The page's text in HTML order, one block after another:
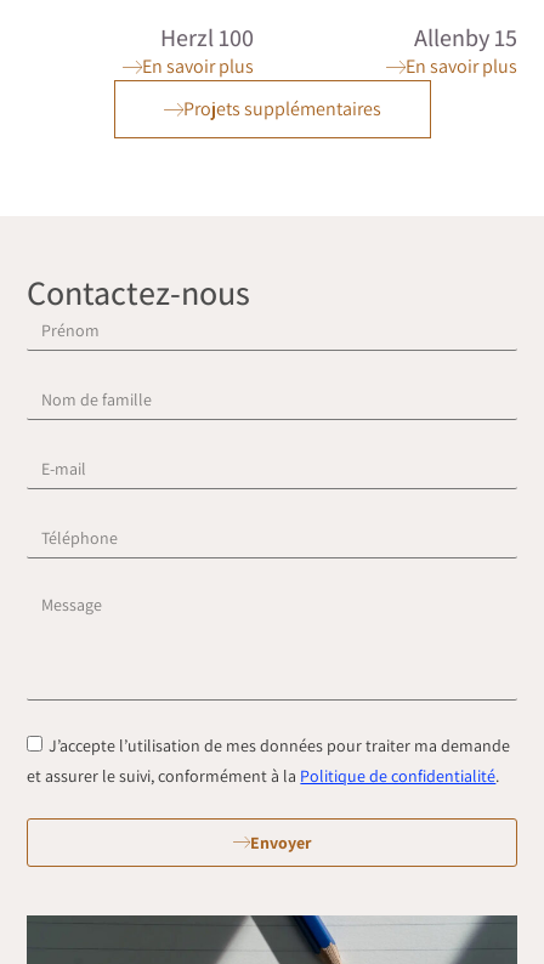
Herzl 100
En savoir plus
Allenby 15
En savoir plus
Projets supplémentaires
Contactez-nous
J’accepte l’utilisation de mes données pour traiter ma demande
et assurer le suivi, conformément à la Politique de confidentialité.
Envoyer